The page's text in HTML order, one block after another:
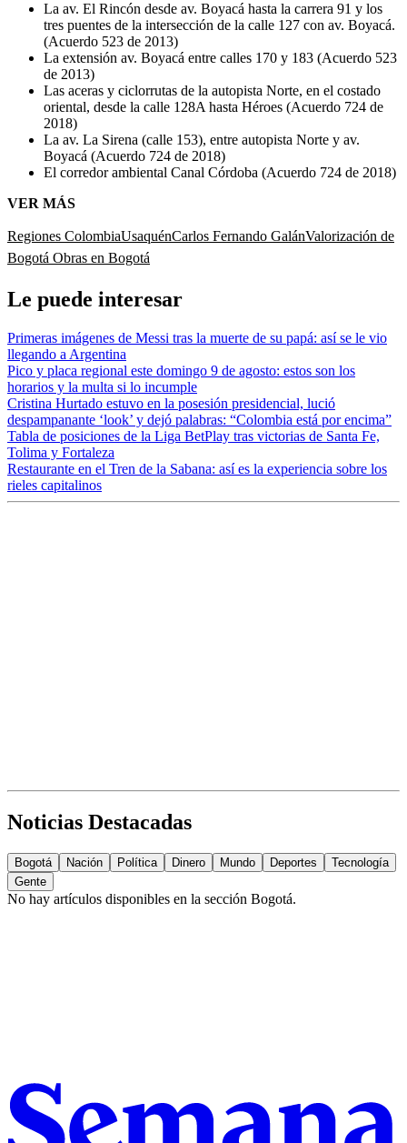
La av. El Rincón desde av. Boyacá hasta la carrera 91 y los
tres puentes de la intersección de la calle 127 con av. Boyacá.
(Acuerdo 523 de 2013)
La extensión av. Boyacá entre calles 170 y 183 (Acuerdo 523
de 2013)
Las aceras y ciclorrutas de la autopista Norte, en el costado
oriental, desde la calle 128A hasta Héroes (Acuerdo 724 de
2018)
La av. La Sirena (calle 153), entre autopista Norte y av.
Boyacá (Acuerdo 724 de 2018)
El corredor ambiental Canal Córdoba (Acuerdo 724 de 2018)
VER MÁS
Regiones ColombiaUsaquénCarlos Fernando GalánValorización de
Bogotá Obras en Bogotá
Le puede interesar
Primeras imágenes de Messi tras la muerte de su papá: así se le vio
llegando a Argentina
Pico y placa regional este domingo 9 de agosto: estos son los
horarios y la multa si lo incumple
Cristina Hurtado estuvo en la posesión presidencial, lució
despampanante ‘look’ y dejó palabras: “Colombia está por encima”
Tabla de posiciones de la Liga BetPlay tras victorias de Santa Fe,
Tolima y Fortaleza
Restaurante en el Tren de la Sabana: así es la experiencia sobre los
rieles capitalinos
Noticias Destacadas
Bogotá Nación Política Dinero Mundo Deportes
Tecnología
Gente
No hay artículos disponibles en la sección Bogotá.